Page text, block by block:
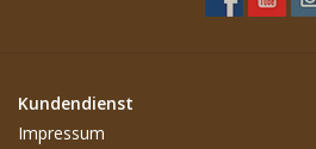
Kundendienst
Impressum